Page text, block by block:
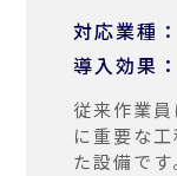
対応業種
導入効果
従来作業
に重要な
た設備です